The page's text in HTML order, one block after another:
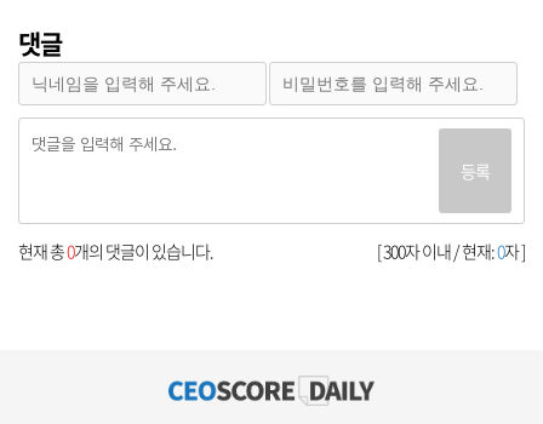
댓글
등록
[ 300자 이내 / 현재:0자 ]
현재 총0개의 댓글이 있습니다.